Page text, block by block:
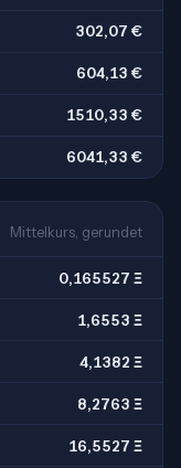
302,07 €
604,13 €
1510,33 €
6041,33 €
Mittelkurs, gerundet
0,165527 Ξ
1,6553 Ξ
4,1382 Ξ
8,2763 Ξ
16,5527 Ξ